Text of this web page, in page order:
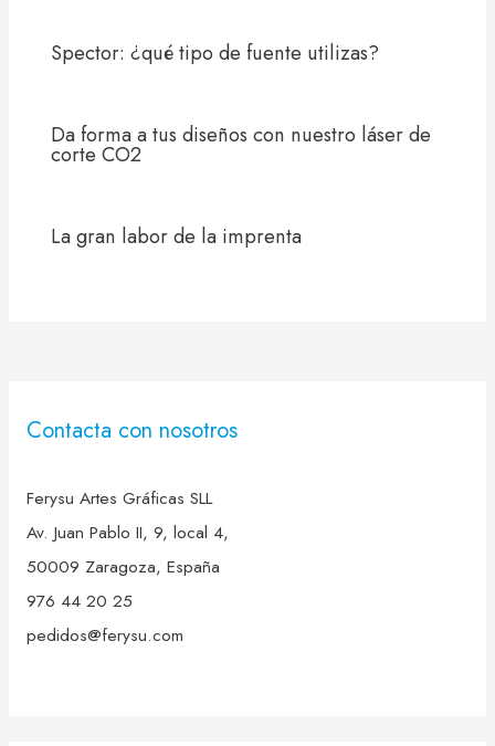
Spector: ¿qué tipo de fuente utilizas?
Da forma a tus diseños con nuestro láser de
corte CO2
La gran labor de la imprenta
Contacta con nosotros
Ferysu Artes Gráficas SLL
Av. Juan Pablo II, 9, local 4,
50009 Zaragoza, España
976 44 20 25
pedidos@ferysu.com